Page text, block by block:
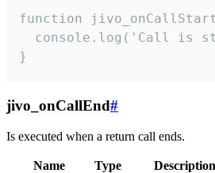
function
console.log('Call is
}
jivo_onCallEnd#
Is executed when a return call ends.
Name Type
Description